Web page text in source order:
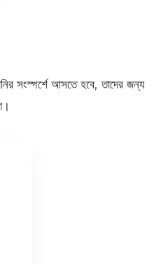
সংস্পর্শে আসতে হবে, তাদের জন্য